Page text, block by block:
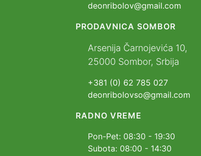
deonribolov@gmail.com
PRODAVNICA SOMBOR
Arsenija Čarnojevića 10,
25000 Sombor, Srbija
+381 (0) 62 785 027
deonribolovso@gmail.com
RADNO VREME
Pon-Pet: 08:30 - 19:30
Subota: 08:00 - 14:30